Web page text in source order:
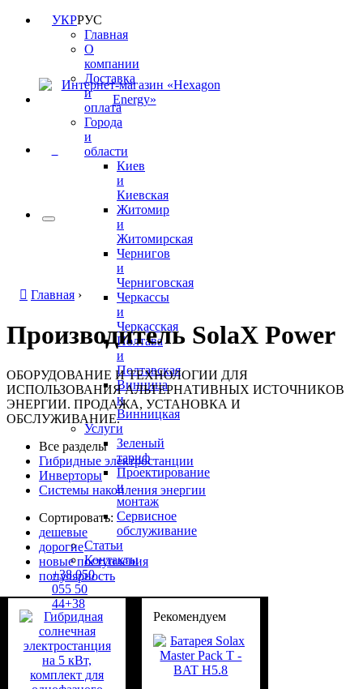
УКРРУС
Главная
О
компании
Доставка
и
оплата
Города
и
области
Киев
и
Киевская
Житомир
и
Житомирская
Чернигов
и
Черниговская
Черкассы
и
Черкасская
Полтава
и
Полтавская
Винница
и
Винницкая
Услуги
Зеленый
тариф
Проектирование
и
монтаж
Сервисное
обслуживание
Статьи
Контакты
+38050
055 50
44+38
067935
55 58
Главная ›
Производитель SolaX Power
ОБОРУДОВАНИЕ И ТЕХНОЛОГИИ ДЛЯ
ИСПОЛЬЗОВАНИЯ АЛЬТЕРНАТИВНЫХ ИСТОЧНИКОВ
ЭНЕРГИИ. ПРОДАЖА, УСТАНОВКА И
ОБСЛУЖИВАНИЕ.
Все разделы
Гибридные электростанции
Инверторы
Системы накопления энергии
Сортировать:
дешевые
дорогие
новые поступления
популярность
Рекомендуем